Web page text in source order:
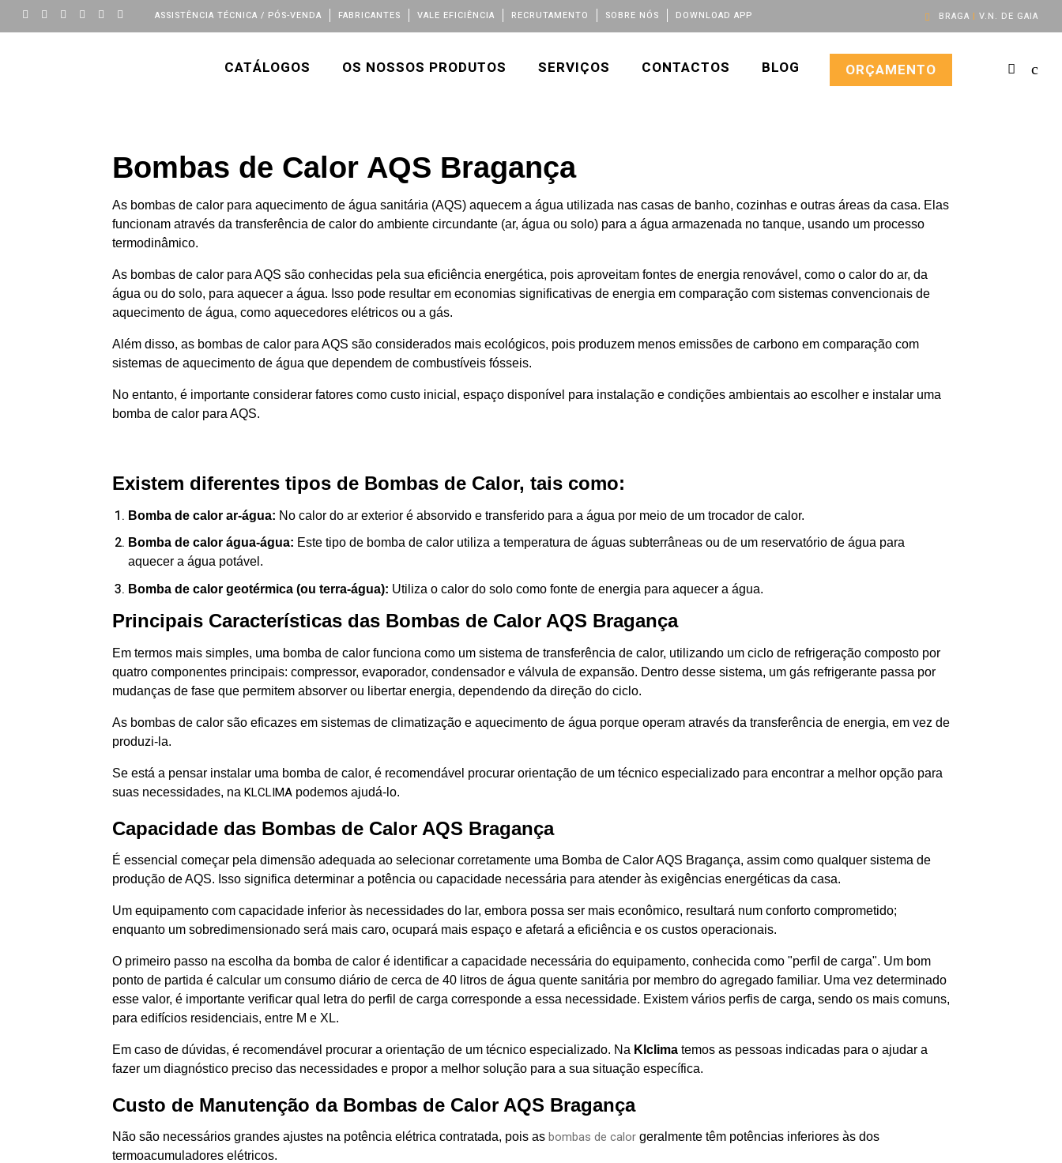
BRAGA | V.N. DE GAIA
ASSISTÊNCIA TÉCNICA / PÓS-VENDA FABRICANTES VALE EFICIÊNCIA RECRUTAMENTO SOBRE NÓS DOWNLOAD APP
CATÁLOGOS OS NOSSOS PRODUTOS SERVIÇOS CONTACTOS BLOG ORÇAMENTO
Bombas de Calor AQS Bragança
As bombas de calor para aquecimento de água sanitária (AQS) aquecem a água utilizada nas casas de banho, cozinhas e outras áreas da casa. Elas
funcionam através da transferência de calor do ambiente circundante (ar, água ou solo) para a água armazenada no tanque, usando um processo
termodinâmico.
As bombas de calor para AQS são conhecidas pela sua eficiência energética, pois aproveitam fontes de energia renovável, como o calor do ar, da
água ou do solo, para aquecer a água. Isso pode resultar em economias significativas de energia em comparação com sistemas convencionais de
aquecimento de água, como aquecedores elétricos ou a gás.
Além disso, as bombas de calor para AQS são considerados mais ecológicos, pois produzem menos emissões de carbono em comparação com
sistemas de aquecimento de água que dependem de combustíveis fósseis.
No entanto, é importante considerar fatores como custo inicial, espaço disponível para instalação e condições ambientais ao escolher e instalar uma
bomba de calor para AQS.
Existem diferentes tipos de Bombas de Calor, tais como:
Bomba de calor ar-água: No calor do ar exterior é absorvido e transferido para a água por meio de um trocador de calor.
Bomba de calor água-água: Este tipo de bomba de calor utiliza a temperatura de águas subterrâneas ou de um reservatório de água para
aquecer a água potável.
Bomba de calor geotérmica (ou terra-água): Utiliza o calor do solo como fonte de energia para aquecer a água.
Principais Características das Bombas de Calor AQS Bragança
Em termos mais simples, uma bomba de calor funciona como um sistema de transferência de calor, utilizando um ciclo de refrigeração composto por
quatro componentes principais: compressor, evaporador, condensador e válvula de expansão. Dentro desse sistema, um gás refrigerante passa por
mudanças de fase que permitem absorver ou libertar energia, dependendo da direção do ciclo.
As bombas de calor são eficazes em sistemas de climatização e aquecimento de água porque operam através da transferência de energia, em vez de
produzi-la.
Se está a pensar instalar uma bomba de calor, é recomendável procurar orientação de um técnico especializado para encontrar a melhor opção para
suas necessidades, na KLCLIMA podemos ajudá-lo.
Capacidade das Bombas de Calor AQS Bragança
É essencial começar pela dimensão adequada ao selecionar corretamente uma Bomba de Calor AQS Bragança, assim como qualquer sistema de
produção de AQS. Isso significa determinar a potência ou capacidade necessária para atender às exigências energéticas da casa.
Um equipamento com capacidade inferior às necessidades do lar, embora possa ser mais econômico, resultará num conforto comprometido;
enquanto um sobredimensionado será mais caro, ocupará mais espaço e afetará a eficiência e os custos operacionais.
O primeiro passo na escolha da bomba de calor é identificar a capacidade necessária do equipamento, conhecida como "perfil de carga". Um bom
ponto de partida é calcular um consumo diário de cerca de 40 litros de água quente sanitária por membro do agregado familiar. Uma vez determinado
esse valor, é importante verificar qual letra do perfil de carga corresponde a essa necessidade. Existem vários perfis de carga, sendo os mais comuns,
para edifícios residenciais, entre M e XL.
Em caso de dúvidas, é recomendável procurar a orientação de um técnico especializado. Na Klclima temos as pessoas indicadas para o ajudar a
fazer um diagnóstico preciso das necessidades e propor a melhor solução para a sua situação específica.
Custo de Manutenção da Bombas de Calor AQS Bragança
Não são necessários grandes ajustes na potência elétrica contratada, pois as bombas de calor geralmente têm potências inferiores às dos
termoacumuladores elétricos.